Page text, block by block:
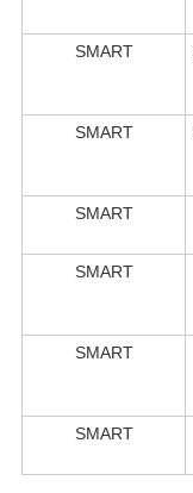
SMART
SMART
SMART
SMART
SMART
SMART